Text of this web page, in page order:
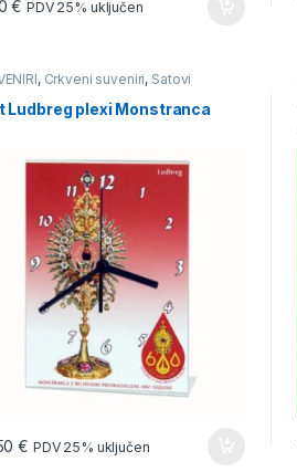
€ PDV 25% uključen
, Crkveni suveniri, Satovi
Ludbreg plexi Monstranca
€ PDV 25% uključen